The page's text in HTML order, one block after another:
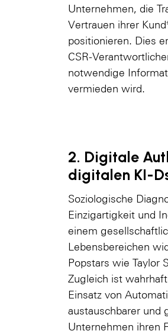
Unternehmen, die
Vertrauen ihrer
positionieren. Dies
CSR-
notwendige
vermieden wird.
2. Digitale
digitalen KI-
Soziologische
Einzigartigkeit und
einem
Lebensbereichen
Popstars wie Taylor
Zugleich ist
Einsatz von
austauschbarer und
Unternehmen ihren